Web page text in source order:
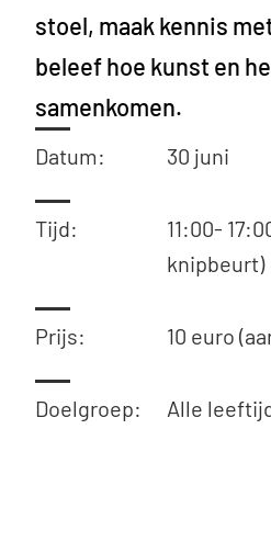
stoel, maak kennis
beleef hoe kunst en
samenkomen.
Datum: 30 juni
Tijd:
11:00-
knipbeurt)
Prijs: 10 euro
Doelgroep: Alle